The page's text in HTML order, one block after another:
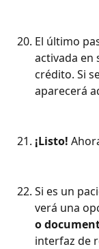
El último
activada en
crédito. Si
aparecerá
¡Listo!
Si es un
verá una
o
interfaz de